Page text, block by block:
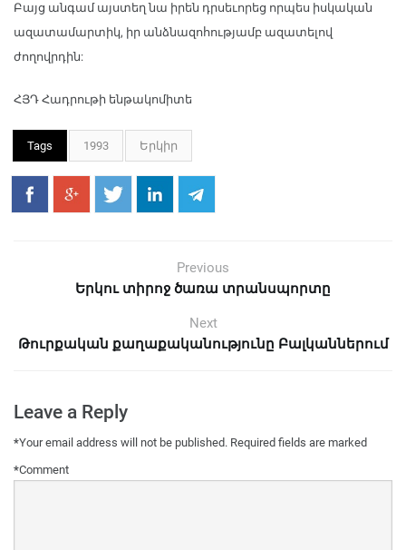
Բայց անգամ այստեղ նա իրեն դրսեւորեց որպես իսկական
ազատամարտիկ, իր անձնազոհությամբ ազատելով
ժողովրդին:
ՀՅԴ Հադրութի ենթակոմիտե
Tags 1993 Երկիր
Previous
Երկու տիրոջ ծառա տրանսպորտը
Next
Թուրքական քաղաքականությունը Բալկաններում
Leave a Reply
Your email address will not be published. Required fields are marked
*
Comment
*